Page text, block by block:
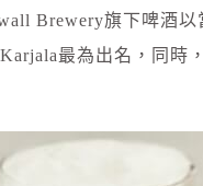
Brewery旗下啤酒
最為出名，同時